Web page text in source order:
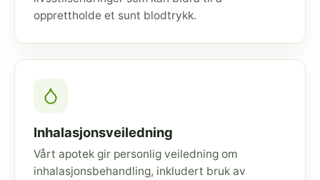
opprettholde et sunt blodtrykk.
Inhalasjonsveiledning
Vårt apotek gir personlig veiledning om
inhalasjonsbehandling, inkludert bruk av